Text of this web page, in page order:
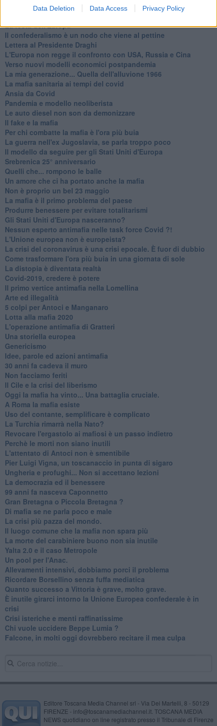
Data Deletion Data Access Privacy Policy
La chimera dell'esercito europeo
Politicamente scorrevole
La festa dell'Europa
Il confederalismo è un nodo che viene al pettine
Lettera al Presidente Draghi
L'Europa non regge il confronto con USA, Russia e Cina
Verso nuovi modelli economici postpandemia
​La mia generazione... Quella dell'alluvione 1966
​La mafia sanitaria ai tempi del covid
Ansia da Covid
Pandemia e modello neoliberista
Le auto diesel non son da demonizzare
​Il fake e la mafia
Per chi combatte la mafia è l'ora più buia
La guerra nell'ex Jugoslavia, se parla troppo poco
Il modello da seguire per gli Stati Uniti d'Europa
Srebrenica 25° anniversario
Quelli che... rompono le balle
Un amore che ci ha portato anche la mafia
Non è proprio un bel 23 maggio
La mafia è il primo problema del paese
Produrre benessere per evitare totalitarismi
Gli Stati Uniti d'Europa nasceranno?
Nessun esperto antimafia nelle task force Covid ?!
L'Unione europea non è europeista?
La crisi del coronavirus è una crisi epocale. È fuor di dubbio
Come trasformare l'ora più buia in una giornata di sole
​La distopia è diventata realtà
Covid-2019, credere è potere
Il primo vertice antimafia nella Lomellina
Arte ed illegalità
​5 colpi per Antoci e Manganaro
Lotta alla mafia 2020
L'operazione antimafia di Gratteri
Una storiella europea
Genericismo
Idee, parole ed azioni antimafia
30 anni fa cadeva il muro
Non facciamo feriti
Il Cile e la crisi del liberismo
Oggi la mafia ha vinto... Una battaglia cruciale.
A Roma la mafia esiste
Uso del contante, semplificare è complicato
La Turchia rimarrà nella Nato?
Revocare l'ergastolo ai mafiosi è un passo indietro
Perchè le morti non siano inutili
L'attentato di Antoci non è smentibile
Pier Luigi Vigna, un toscanaccio in punta di sigaro
Ungheria e profughi... Non si accettano lezioni
La democrazia ed il benessere
99 anni fa nasceva Caponnetto
Gran Bretagna o Piccola Bretagna ?
Di mafia se ne parla poco e male
La crisi più pazza del mondo.
Il luogo comune che la mafia non spara più
La morte del carabiniere buono non sia inutile
Yalta 2.0 e il caso Metropole
​Un pool per l'Anac.
Allevamenti intensivi, dobbiamo porci il problema
Ricordare Borsellino senza fuffa mediatica
​Quanto successo a Vittoria è grave, molto grave.
​È inutile girarci intorno la Unione Europea confederale è in
crisi
Crisi isteriche e menti raffinatissime
Chi vuole uccidere Beppe Lumia ?
Falcone, in molti oggi dovrebbero recitare il mea culpa
Editore Toscana Media Channel srl - Via Dei Martelli, 8 - 50129
FIRENZE - info@toscanamediachannel.it. TOSCANA MEDIA
NEWS quotidiano on line registrato presso il Tribunale di Firenze